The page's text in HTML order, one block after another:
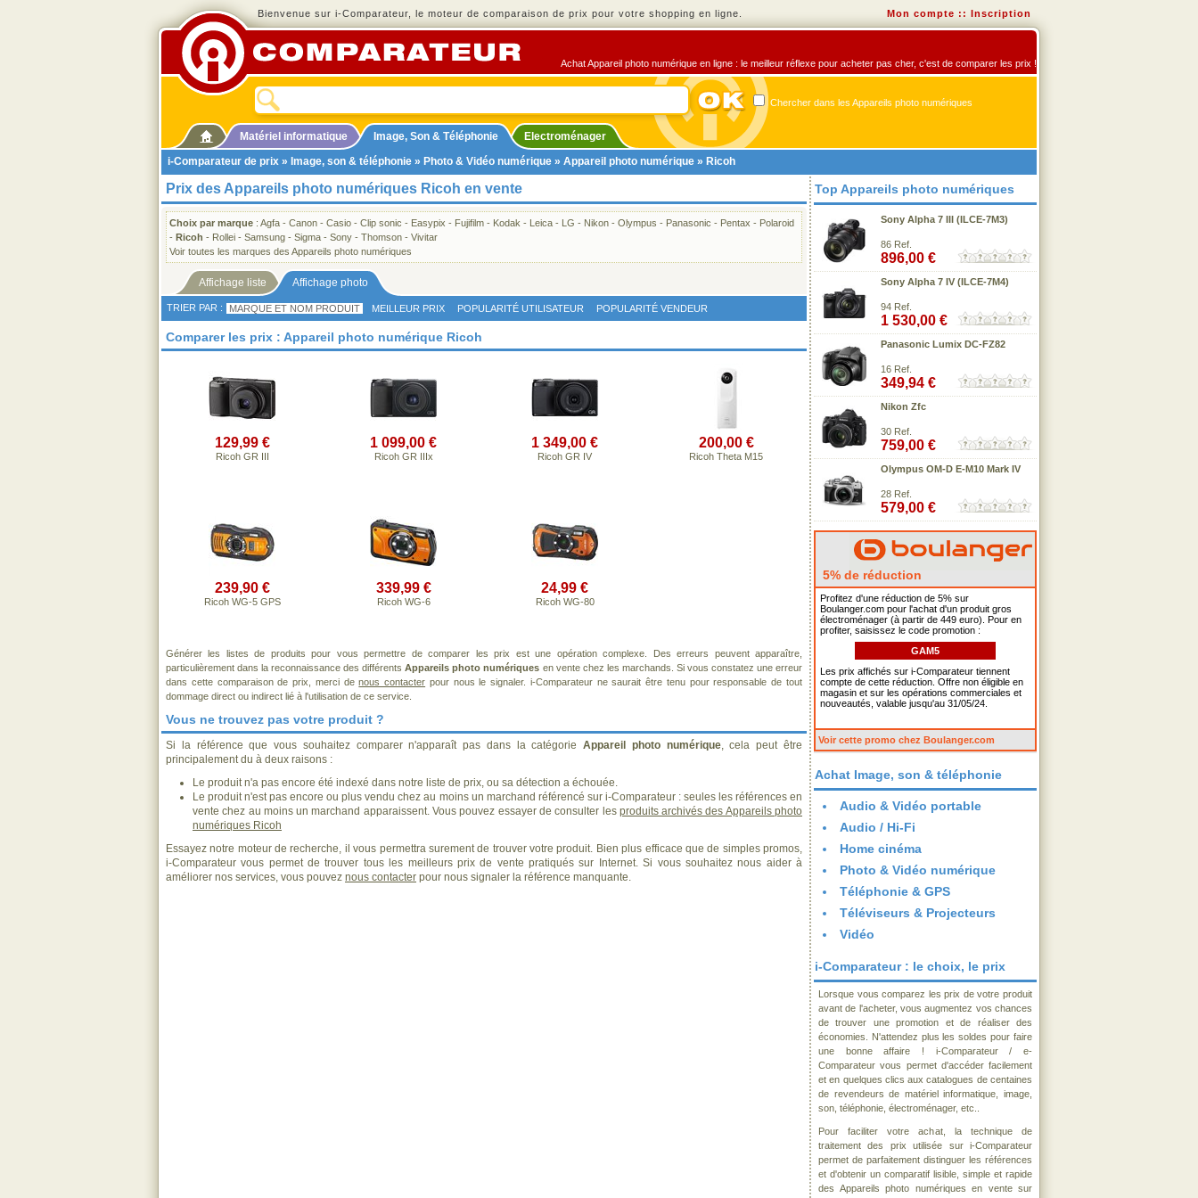
Bienvenue sur i-Comparateur, le moteur de comparaison de prix pour votre shopping en ligne. Mon compte :: Inscription
Achat Appareil photo numérique en ligne : le meilleur réflexe pour acheter pas cher, c'est de comparer les prix !
Chercher dans les Appareils photo numériques
Matériel informatique Image, Son & Téléphonie
Electroménager
i-Comparateur de prix » Image, son & téléphonie » Photo & Vidéo numérique » Appareil photo numérique » Ricoh
Prix des Appareils photo numériques Ricoh en vente
Choix par marque : Agfa - Canon - Casio - Clip sonic - Easypix - Fujifilm - Kodak - Leica - LG - Nikon - Olympus - Panasonic - Pentax - Polaroid
- Ricoh - Rollei - Samsung - Sigma - Sony - Thomson - Vivitar
Voir toutes les marques des Appareils photo numériques
Affichage liste Affichage photo
TRIER PAR : MARQUE ET NOM PRODUIT MEILLEUR PRIX POPULARITÉ UTILISATEUR POPULARITÉ VENDEUR
Comparer les prix : Appareil photo numérique Ricoh
129,99 €
Ricoh GR III
1 099,00 €
Ricoh GR IIIx
1 349,00 €
Ricoh GR IV
200,00 €
Ricoh Theta M15
239,90 €
Ricoh WG-5 GPS
339,99 €
Ricoh WG-6
24,99 €
Ricoh WG-80
Générer les listes de produits pour vous permettre de comparer les prix est une opération complexe. Des erreurs peuvent apparaître,
particulièrement dans la reconnaissance des différentsAppareils photo numériques en vente chez les marchands. Si vous constatez une erreur
dans cette comparaison de prix, merci denous contacter pour nous le signaler. i-Comparateur ne saurait être tenu pour responsable de tout
dommage direct ou indirect lié à l'utilisation de ce service.
Vous ne trouvez pas votre produit ?
Si la référence que vous souhaitez comparer n'apparaît pas dans la catégorieAppareil photo numérique, cela peut être
principalement du à deux raisons :
Le produit n'a pas encore été indexé dans notre liste de prix, ou sa détection a échouée.
Le produit n'est pas encore ou plus vendu chez au moins un marchand référencé sur i-Comparateur : seules les références en
vente chez au moins un marchand apparaissent. Vous pouvez essayer de consulter les produits archivés des Appareils photo
numériques Ricoh
Essayez notre moteur de recherche, il vous permettra surement de trouver votre produit. Bien plus efficace que de simples promos,
i-Comparateur vous permet de trouver tous les meilleurs prix de vente pratiqués sur Internet. Si vous souhaitez nous aider à
améliorer nos services, vous pouvez nous contacter pour nous signaler la référence manquante.
Top Appareils photo numériques
Sony Alpha 7 III (ILCE-7M3)
86 Ref.
896,00 €
Sony Alpha 7 IV (ILCE-7M4)
94 Ref.
1 530,00 €
Panasonic Lumix DC-FZ82
16 Ref.
349,94 €
Nikon Zfc
30 Ref.
759,00 €
Olympus OM-D E-M10 Mark IV
28 Ref.
579,00 €
5% de réduction
Profitez d'une réduction de 5% sur
Boulanger.com pour l'achat d'un produit gros
électroménager (à partir de 449 euro). Pour en
profiter, saisissez le code promotion :
GAM5
Les prix affichés sur i-Comparateur tiennent
compte de cette réduction. Offre non éligible en
magasin et sur les opérations commerciales et
nouveautés, valable jusqu'au 31/05/24.
Voir cette promo chez Boulanger.com
Achat Image, son & téléphonie
Audio & Vidéo portable
Audio / Hi-Fi
Home cinéma
Photo & Vidéo numérique
Téléphonie & GPS
Téléviseurs & Projecteurs
Vidéo
i-Comparateur : le choix, le prix
Lorsque vous comparez les prix de votre produit
avant de l'acheter, vous augmentez vos chances
de trouver une promotion et de réaliser des
économies. N'attendez plus les soldes pour faire
une bonne affaire ! i-Comparateur / e-
Comparateur vous permet d'accéder facilement
et en quelques clics aux catalogues de centaines
de revendeurs de matériel informatique, image,
son, téléphonie, électroménager, etc..
Pour faciliter votre achat, la technique de
traitement des prix utilisée sur i-Comparateur
permet de parfaitement distinguer les références
et d'obtenir un comparatif lisible, simple et rapide
des Appareils photo numériques en vente sur